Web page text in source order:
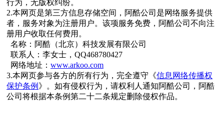
行为，无版权纠纷。
2.本网页是第三方信息存储空间，阿酷公司是网络服务提供
者，服务对象为注册用户。该项服务免费，阿酷公司不向注
册用户收取任何费用。
名称：阿酷（北京）科技发展有限公司
联系人：李女士，QQ468780427
网络地址： www.arkoo.com
3.本网页参与各方的所有行为，完全遵守《信息网络传播权
保护条例 》。如有侵权行为，请权利人通知阿酷公司，阿酷
公司将根据本条例第二十二条规定删除侵权作品。